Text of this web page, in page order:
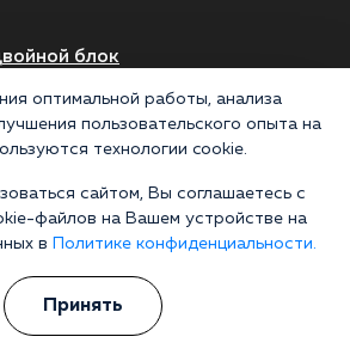
блок
на дому
в стационаре
похмелья
оптимальной работы, анализа
пользовательского опыта на
технологии cookie.
сайтом, Вы соглашаетесь с
файлов на Вашем устройстве на
в
Политике конфиденциальности.
Принять